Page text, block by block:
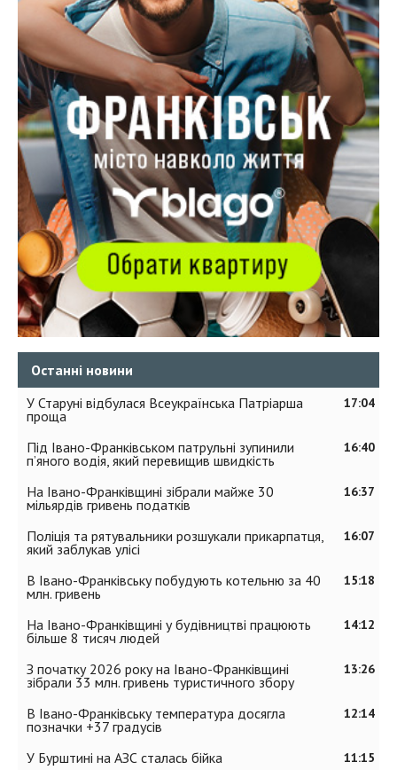
Останні новини
17:04
У Старуні відбулася Всеукраїнська Патріарша
проща
16:40
Під Івано-Франківськом патрульні зупинили
п’яного водія, який перевищив швидкість
16:37
На Івано-Франківщині зібрали майже 30
мільярдів гривень податків
16:07
Поліція та рятувальники розшукали прикарпатця,
який заблукав улісі
15:18
В Івано-Франківську побудують котельню за 40
млн. гривень
14:12
На Івано-Франківщині у будівництві працюють
більше 8 тисяч людей
13:26
З початку 2026 року на Івано-Франківщині
зібрали 33 млн. гривень туристичного збору
12:14
В Івано-Франківську температура досягла
позначки +37 градусів
11:15
У Бурштині на АЗС сталась бійка